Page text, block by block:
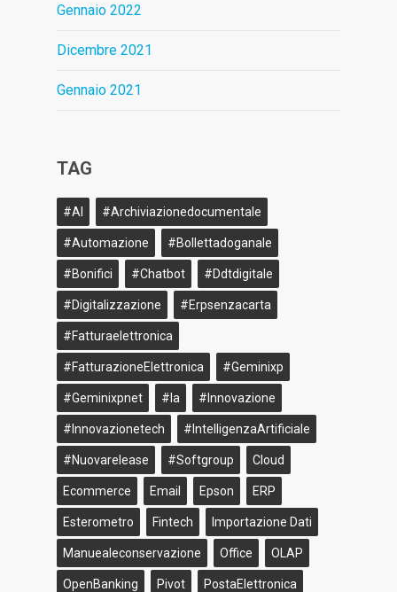
Gennaio 2022
Dicembre 2021
Gennaio 2021
TAG
#AI #archiviazionedocumentale
#Automazione #bollettadoganale
#bonifici #Chatbot #ddtdigitale
#Digitalizzazione #erpsenzacarta
#fatturaelettronica
#FatturazioneElettronica #geminixp
#geminixpnet #ia #innovazione
#innovazionetech #IntelligenzaArtificiale
#nuovarelease #softgroup Cloud
Ecommerce Email Epson ERP
Esterometro Fintech Importazione Dati
Manuealeconservazione Office OLAP
OpenBanking Pivot PostaElettronica